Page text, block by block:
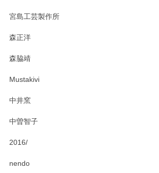
おかけしました。 ありがとうございます。
宮島工芸製作所
森正洋
森脇靖
Mustakivi
中井窯
中曽智子
2016/
nendo